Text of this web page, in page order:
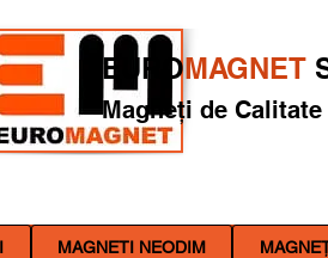
EUROMAGNET
Magneți de
MAGNETI NEODIM